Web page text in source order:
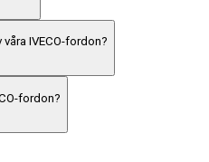
IVECO-fordon?
fordon?